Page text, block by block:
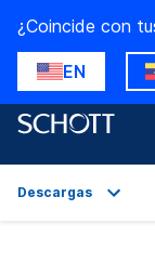
¿Coincide con
EN
Descargas